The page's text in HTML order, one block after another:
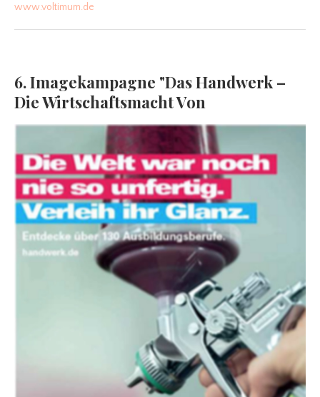
www.voltimum.de
6. Imagekampagne "Das Handwerk –
Die Wirtschaftsmacht Von